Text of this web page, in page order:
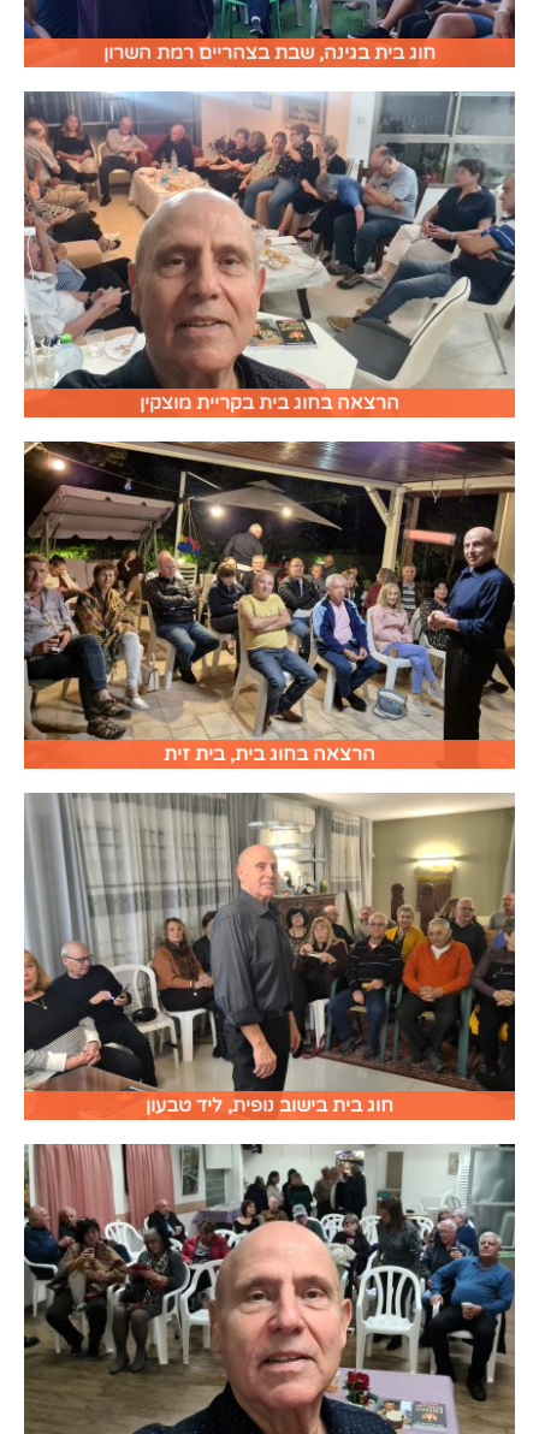
חוג בית בגינה, שבת בצהריים רמת השרון
הרצאה בחוג בית בקריית מוצקין
הרצאה בחוג בית, בית זית
חוג בית בישוב נופית, ליד טבעון